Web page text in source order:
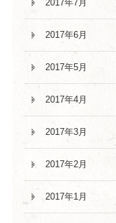
2017年7月
2017年6月
2017年5月
2017年4月
2017年3月
2017年2月
2017年1月